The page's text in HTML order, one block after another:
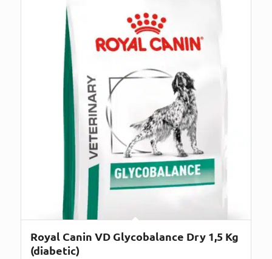
Royal Canin VD Glycobalance Dry 1,5 Kg
(diabetic)